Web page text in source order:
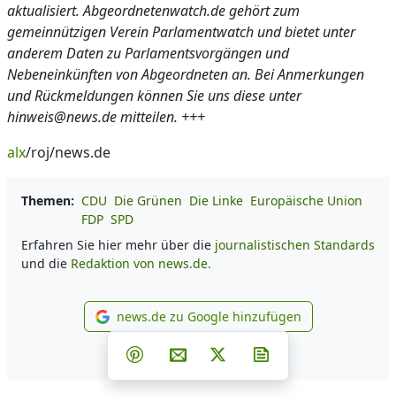
aktualisiert. Abgeordnetenwatch.de gehört zum
gemeinnützigen Verein Parlamentwatch und bietet unter
anderem Daten zu Parlamentsvorgängen und
Nebeneinkünften von Abgeordneten an. Bei Anmerkungen
und Rückmeldungen können Sie uns diese unter
hinweis@news.de mitteilen. +++
alx/roj/news.de
Themen: CDU Die Grünen Die Linke Europäische Union
FDP SPD
Erfahren Sie hier mehr über die journalistischen Standards
und die Redaktion von news.de.
news.de zu Google
news.de zu Google hinzufügen
Teilen auf Facebook
Teilen auf Whatsapp
Teilen auf Telegram
Teilen auf Pinterest
Per E-Mail teilen
Post auf X